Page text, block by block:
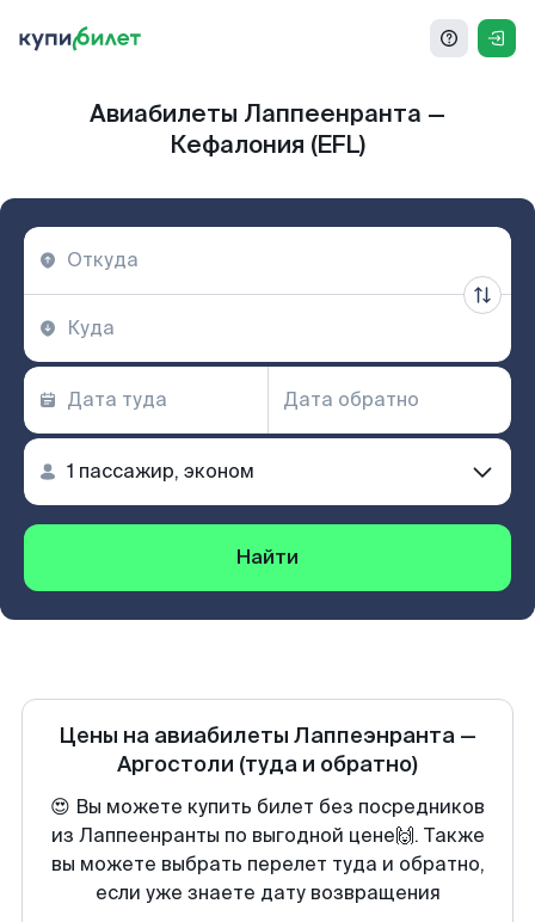
Авиабилеты Лаппеенранта —
Кефалония (EFL)
Найти
Цены на авиабилеты Лаппеэнранта —
Аргостоли (туда и обратно)
😍 Вы можете купить билет без посредников
из Лаппеенранты по выгодной цене🙌. Также
вы можете выбрать перелет туда и обратно,
если уже знаете дату возвращения